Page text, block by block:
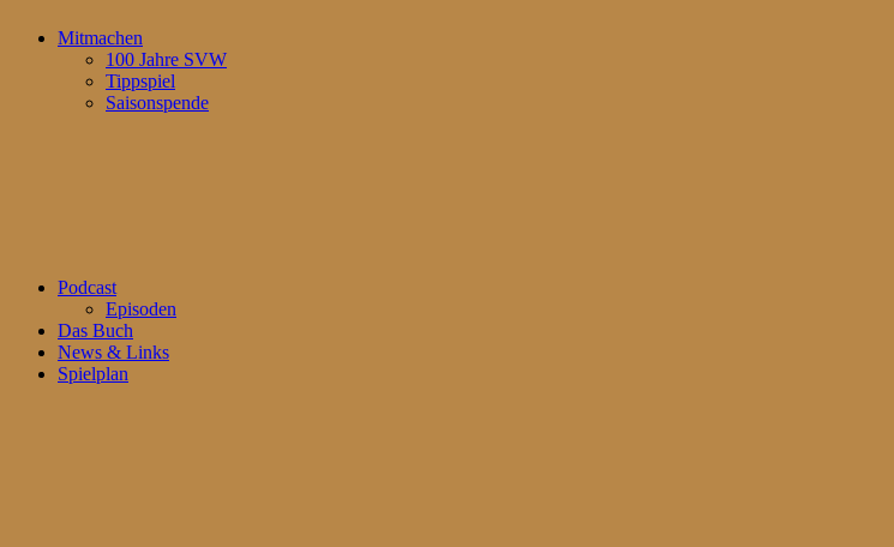
Mitmachen
100 Jahre SVW
Tippspiel
Saisonspende
Podcast
Episoden
Das Buch
News & Links
Spielplan